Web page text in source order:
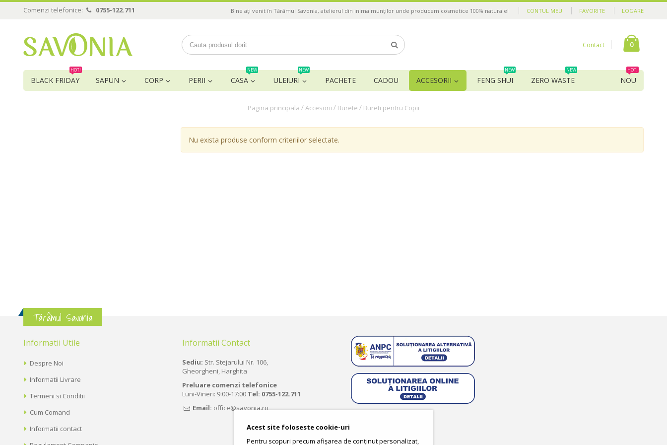
Comenzi telefonice: 0755-122.711 CONTUL MEU FAVORITE LOGARE
Bine ați venit în Tărâmul Savonia, atelierul din inima munților unde producem cosmetice 100% naturale!
Contact 0
BLACK FRIDAY
HOT!
SAPUN CORP PERII CASA
NEW
ULEIURI
NEW
PACHETE CADOU ACCESORII FENG SHUI
NEW
ZERO WASTE
NEW
NOU
HOT!
Pagina principala /Accesorii / Burete / Bureti pentru Copii
Nu exista produse conform criteriilor selectate.
Tărâmul Savonia
Informatii Utile
Despre Noi
Informatii Livrare
Termeni si Conditii
Cum Comand
Informatii contact
Informatii Contact
Sediu: Str. Stejarului Nr. 106,
Gheorgheni, Harghita
Preluare comenzi telefonice
Luni-Vineri: 9:00-17:00 Tel: 0755-122.711
Email: office@savonia.ro
Acest site foloseste cookie-uri
Pentru scopuri precum afișarea de conținut personalizat,